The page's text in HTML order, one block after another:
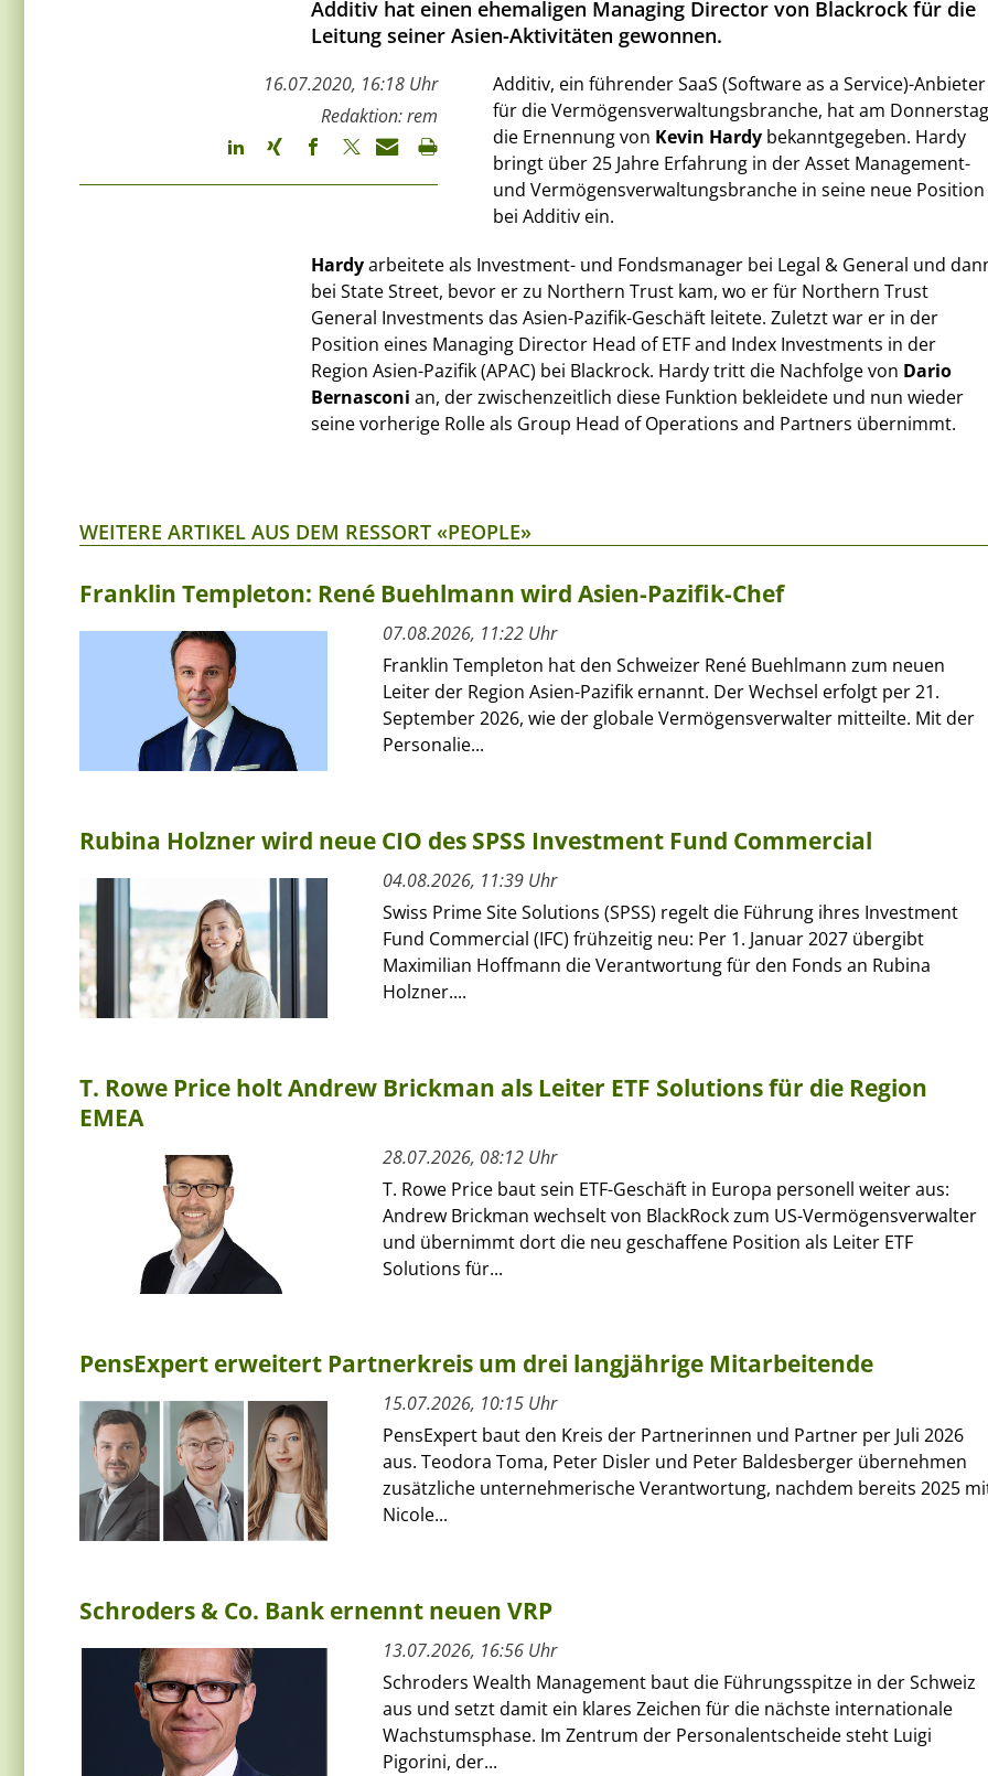
Additiv hat einen ehemaligen Managing Director von Blackrock für die
Leitung seiner Asien-Aktivitäten gewonnen.
16.07.2020, 16:18 Uhr
Redaktion: rem
Additiv, ein führender SaaS (Software as a Service)-Anbieter
für die Vermögensverwaltungsbranche, hat am Donnerstag
die Ernennung von Kevin Hardy bekanntgegeben. Hardy
bringt über 25 Jahre Erfahrung in der Asset Management-
und Vermögensverwaltungsbranche in seine neue Position
bei Additiv ein.
Hardyarbeitete als Investment- und Fondsmanager bei Legal & General und
bei State Street, bevor er zu Northern Trust kam, wo er für Northern Trust
General Investments das Asien-Pazifik-Geschäft leitete. Zuletzt war er in der
Position eines Managing Director Head of ETF and Index Investments in der
Region Asien-Pazifik (APAC) bei Blackrock. Hardy tritt die Nachfolge von Dario
Bernasconi an, der zwischenzeitlich diese Funktion bekleidete und nun wieder
seine vorherige Rolle als Group Head of Operations and Partners übernimmt.
WEITERE ARTIKEL AUS DEM RESSORT «PEOPLE»
Franklin Templeton: René Buehlmann wird Asien-Pazifik-Chef
07.08.2026, 11:22 Uhr
Franklin Templeton hat den Schweizer René Buehlmann zum neuen
Leiter der Region Asien-Pazifik ernannt. Der Wechsel erfolgt per 21.
September 2026, wie der globale Vermögensverwalter mitteilte. Mit der
Personalie...
Rubina Holzner wird neue CIO des SPSS Investment Fund Commercial
04.08.2026, 11:39 Uhr
Swiss Prime Site Solutions (SPSS) regelt die Führung ihres Investment
Fund Commercial (IFC) frühzeitig neu: Per 1. Januar 2027 übergibt
Maximilian Hoffmann die Verantwortung für den Fonds an Rubina
Holzner....
T. Rowe Price holt Andrew Brickman als Leiter ETF Solutions für die Region
EMEA
28.07.2026, 08:12 Uhr
T. Rowe Price baut sein ETF-Geschäft in Europa personell weiter aus:
Andrew Brickman wechselt von BlackRock zum US-Vermögensverwalter
und übernimmt dort die neu geschaffene Position als Leiter ETF
Solutions für...
PensExpert erweitert Partnerkreis um drei langjährige Mitarbeitende
15.07.2026, 10:15 Uhr
PensExpert baut den Kreis der Partnerinnen und Partner per Juli 2026
aus. Teodora Toma, Peter Disler und Peter Baldesberger übernehmen
zusätzliche unternehmerische Verantwortung, nachdem bereits 2025
Nicole...
Schroders & Co. Bank ernennt neuen VRP
13.07.2026, 16:56 Uhr
Schroders Wealth Management baut die Führungsspitze in der Schweiz
aus und setzt damit ein klares Zeichen für die nächste internationale
Wachstumsphase. Im Zentrum der Personalentscheide steht Luigi
Pigorini, der...